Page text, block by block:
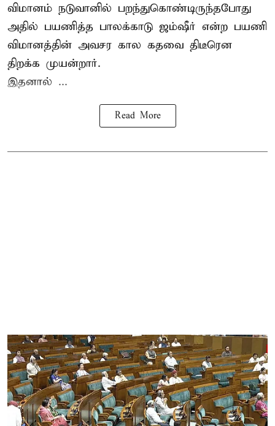
விமானம் நடுவானில் பறந்துகொண்டிருந்தபோது
அதில் பயணித்த பாலக்காடு ஜம்ஷீர் என்ற பயணி
விமானத்தின் அவசர கால கதவை திடீரென
திறக்க முயன்றார்.
இதனால் ...
Read More